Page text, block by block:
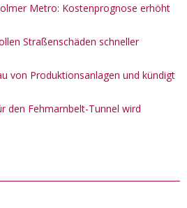
Metro: Kostenprognose erhöht
Straßenschäden schneller
von Produktionsanlagen und kündigt
den Fehmarnbelt-Tunnel wird